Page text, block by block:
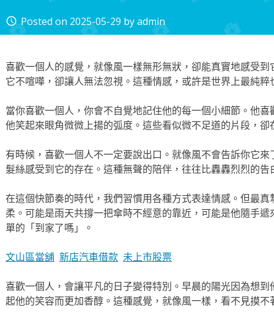
access_time Posted on 2025-05-29 byadmin
喜歡一個人的感覺，就像風一樣無形無狀，卻能真實地感受
它不喧嘩，卻讓人無法忽視。這種情感，或許是世界上最純粹
當你喜歡一個人，你會不自覺地記住他的每一個小細節。他
他笑起來眼角微微上揚的弧度。這些看似微不足道的片段，
有時候，喜歡一個人不一定要說出口。就像風不會告訴你它
髮絲感受到它的存在。這種無聲的陪伴，往往比轟轟烈烈的告
在這個快節奏的時代，我們習慣用各種方式表達情感。但最
柔。可能是雨天共撐一把傘時不經意的靠近，可能是他隨手
單的「到家了嗎」。
文山區當舖 新店汽車借款 未上市股票
喜歡一個人，會讓平凡的日子變得特別。早晨的陽光因為想
起他的笑容而更加香醇。這種感覺，就像風一樣，看不見摸